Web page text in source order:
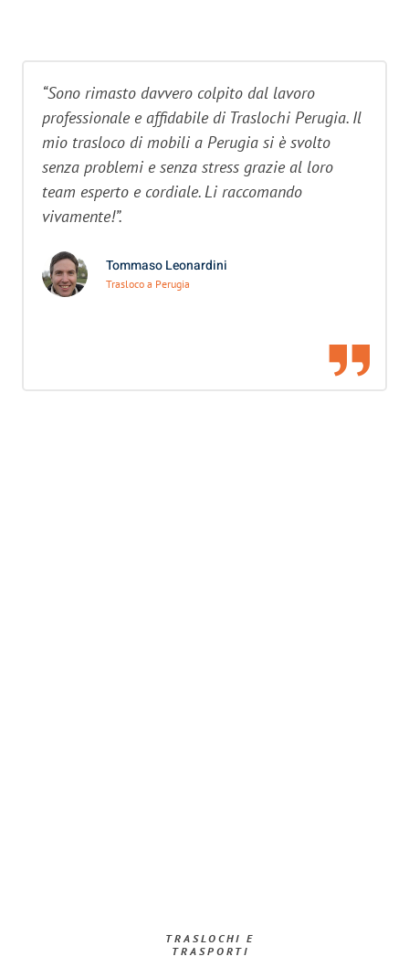
“Sono rimasto davvero colpito dal lavoro
professionale e affidabile di Traslochi Perugia. Il
mio trasloco di mobili a Perugia si è svolto
senza problemi e senza stress grazie al loro
team esperto e cordiale. Li raccomando
vivamente!”.
Tommaso Leonardini
Trasloco a Perugia
TRASLOCHI E
TRASPORTI​